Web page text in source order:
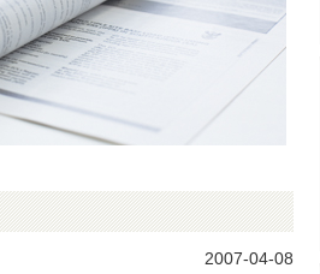
2007-04-08